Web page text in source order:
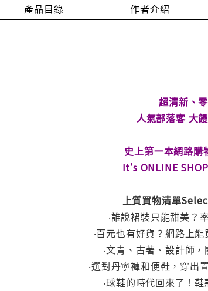
產品目錄 作者介紹
超清新、
人氣部落客 大
史上第一本網路購
It's ONLINE
上質買物清單
‧誰說裙裝只能甜美？
‧百元也有好貨？網路上
‧文青、古著、設計師
‧選對丹寧褲和便鞋，穿出
‧球鞋的時代回來了！